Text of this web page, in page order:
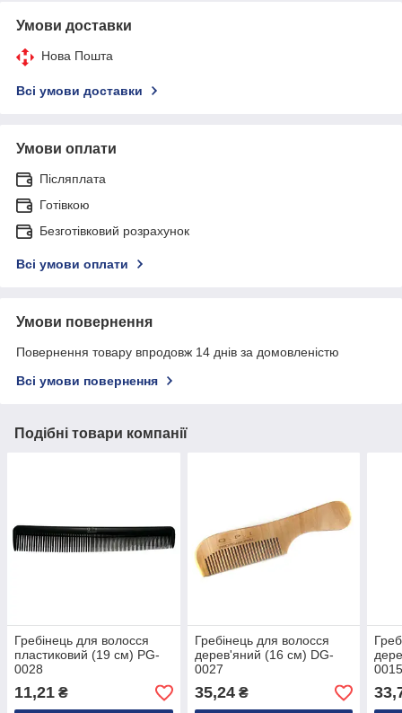
Умови доставки
Нова Пошта
Всі умови доставки
Умови оплати
Післяплата
Готівкою
Безготівковий розрахунок
Всі умови оплати
Умови повернення
Повернення товару впродовж 14 днів за домовленістю
Всі умови повернення
Подібні товари компанії
Гребінець для волосся
пластиковий (19 см) PG-
0028
11,21 ₴
Гребінець для волосся
дерев'яний (16 см) DG-
0027
35,24₴